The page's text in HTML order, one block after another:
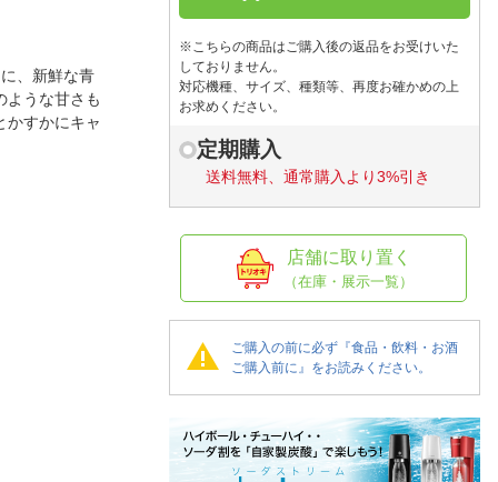
/ 中文
、新鮮な青
ような甘さも
かすかにキャ
※こちらの商品はご購入後の返品をお受けいた
しておりません。
対応機種、サイズ、種類等、再度お確かめの上
お求めください。
定期購入
送料無料、通常購入より3%引き
店舗に取り置く
（在庫・展示一覧）
ご購入の前に必ず『食品・飲料・お酒
ご購入前に』をお読みください。